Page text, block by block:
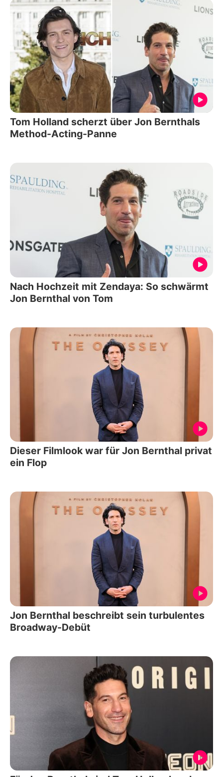
Tom Holland scherzt über Jon Bernthals
Method-Acting-Panne
Nach Hochzeit mit Zendaya: So schwärmt
Jon Bernthal von Tom
Dieser Filmlook war für Jon Bernthal privat
ein Flop
Jon Bernthal beschreibt sein turbulentes
Broadway-Debüt